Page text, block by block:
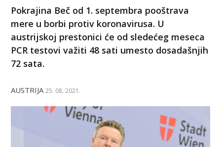
Pokrajina Beč od 1. septembra pooštrava
mere u borbi protiv koronavirusa. U
austrijskoj prestonici će od sledećeg meseca
PCR testovi važiti 48 sati umesto dosadašnjih
72 sata.
AUSTRIJA 25. 08. 2021.